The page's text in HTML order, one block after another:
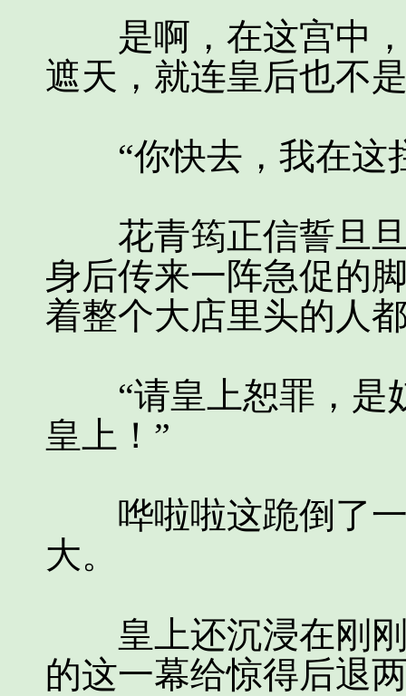
是啊，在这宫中，
遮天，就连皇后也不
“你快去，我在这
花青筠正信誓旦旦
身后传来一阵急促的
着整个大店里头的人
“请皇上恕罪，是
皇上！”
哗啦啦这跪倒了一
大。
皇上还沉浸在刚刚
的这一幕给惊得后退